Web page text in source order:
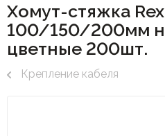
Хомут-стяжка
100/150/200мм
цветные 200шт.
Крепление кабеля